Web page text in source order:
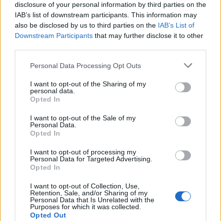
disclosure of your personal information by third parties on the
IAB’s list of downstream participants. This information may
also be disclosed by us to third parties on the IAB’s List of
Downstream Participants that may further disclose it to other
Personal Data Processing Opt Outs
I want to opt-out of the Sharing of my
personal data.
Opted In
I want to opt-out of the Sale of my
Personal Data.
Opted In
I want to opt-out of processing my
Personal Data for Targeted Advertising.
Opted In
I want to opt-out of Collection, Use,
Retention, Sale, and/or Sharing of my
Personal Data that Is Unrelated with the
Purposes for which it was collected.
Opted Out